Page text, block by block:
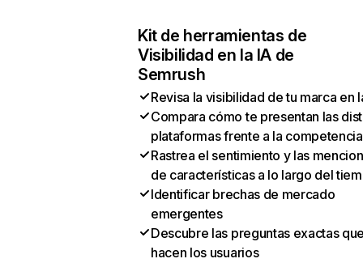
Kit de herramientas de
Visibilidad en la IA de
Semrush
Revisa la visibilidad de tu marca en
Compara cómo te presentan las
plataformas frente a la competencia
Rastrea el sentimiento y las
de características a lo largo del
Identificar brechas de mercado
emergentes
Descubre las preguntas exactas
hacen los usuarios